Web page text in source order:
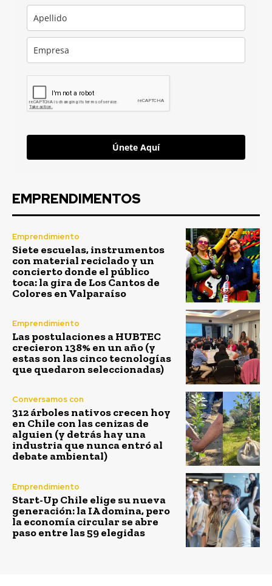
Únete Aquí
EMPRENDIMENTOS
Emprendimiento
Siete escuelas, instrumentos
con material reciclado y un
concierto donde el público
toca: la gira de Los Cantos de
Colores en Valparaíso
Emprendimiento
Las postulaciones a HUBTEC
crecieron 138% en un año (y
estas son las cinco tecnologías
que quedaron seleccionadas)
Conversamos con
312 árboles nativos crecen hoy
en Chile con las cenizas de
alguien (y detrás hay una
industria que nunca entró al
debate ambiental)
Emprendimiento
Start-Up Chile elige su nueva
generación: la IA domina, pero
la economía circular se abre
paso entre las 59 elegidas